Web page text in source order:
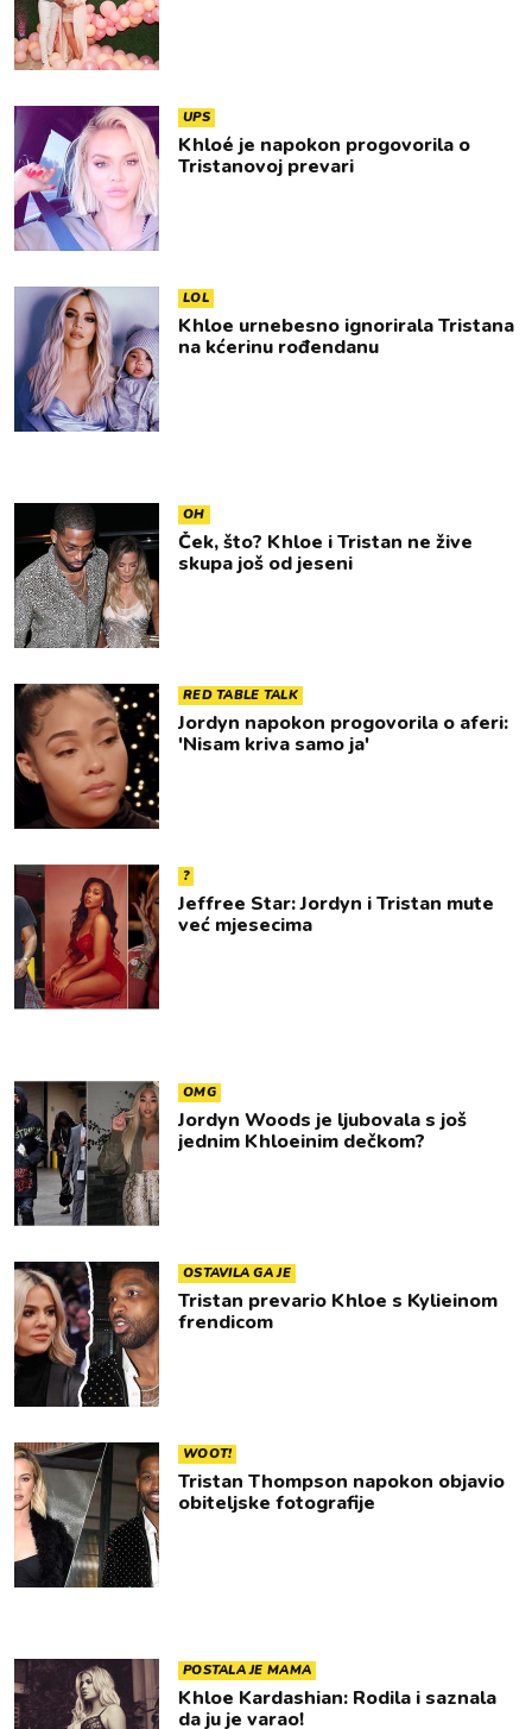
UPS
Khloé je napokon progovorila o
Tristanovoj prevari
LOL
Khloe urnebesno ignorirala Tristana
na kćerinu rođendanu
OH
Ček, što? Khloe i Tristan ne žive
skupa još od jeseni
RED TABLE TALK
Jordyn napokon progovorila o aferi:
'Nisam kriva samo ja'
?
Jeffree Star: Jordyn i Tristan mute
već mjesecima
OMG
Jordyn Woods je ljubovala s još
jednim Khloeinim dečkom?
OSTAVILA GA JE
Tristan prevario Khloe s Kylieinom
frendicom
WOOT!
Tristan Thompson napokon objavio
obiteljske fotografije
POSTALA JE MAMA
Khloe Kardashian: Rodila i saznala
da ju je varao!